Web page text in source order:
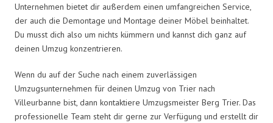
Unternehmen bietet dir außerdem einen umfangreichen Service,
der auch die Demontage und Montage deiner Möbel beinhaltet.
Du musst dich also um nichts kümmern und kannst dich ganz auf
deinen Umzug konzentrieren.
Wenn du auf der Suche nach einem zuverlässigen
Umzugsunternehmen für deinen Umzug von Trier nach
Villeurbanne bist, dann kontaktiere Umzugsmeister Berg Trier. Das
professionelle Team steht dir gerne zur Verfügung und erstellt dir